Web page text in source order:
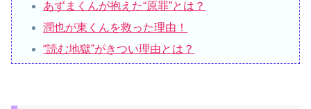
あずまくんが抱えた“原罪”とは？
潤也が東くんを救った理由！
“読む地獄”がきつい理由とは？